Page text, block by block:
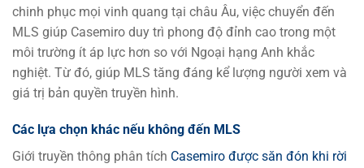
chinh phục mọi vinh quang tại châu Âu, việc chuyển đến
MLS giúp Casemiro duy trì phong độ đỉnh cao trong một
môi trường ít áp lực hơn so với Ngoại hạng Anh khắc
nghiệt. Từ đó, giúp MLS tăng đáng kể lượng người xem và
giá trị bản quyền truyền hình.
Các lựa chọn khác nếu không đến MLS
Giới truyền thông phân tích Casemiro được săn đón khi rời